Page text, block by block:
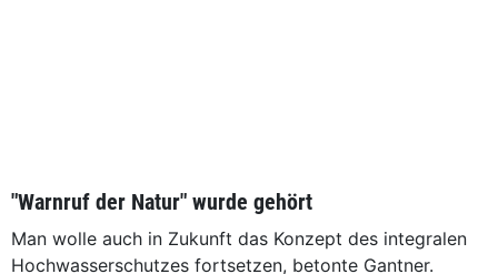
"Warnruf der Natur" wurde gehört
Man wolle auch in Zukunft das Konzept des integralen
Hochwasserschutzes fortsetzen, betonte Gantner.